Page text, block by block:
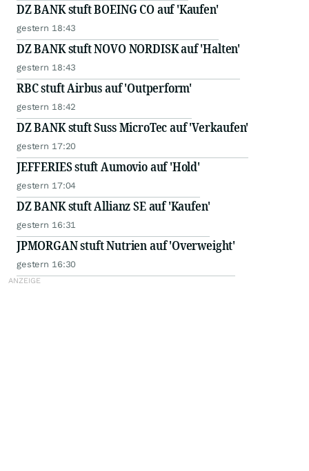
DZ BANK stuft BOEING CO auf 'Kaufen'
gestern 18:43
DZ BANK stuft NOVO NORDISK auf 'Halten'
gestern 18:43
RBC stuft Airbus auf 'Outperform'
gestern 18:42
DZ BANK stuft Suss MicroTec auf 'Verkaufen'
gestern 17:20
JEFFERIES stuft Aumovio auf 'Hold'
gestern 17:04
DZ BANK stuft Allianz SE auf 'Kaufen'
gestern 16:31
JPMORGAN stuft Nutrien auf 'Overweight'
gestern 16:30